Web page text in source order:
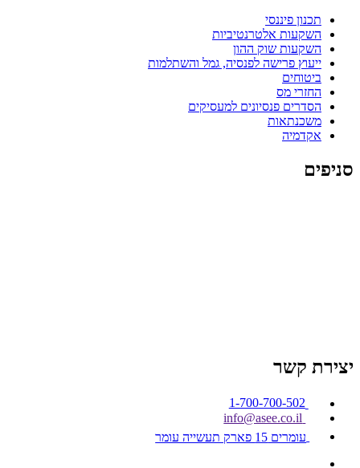
תכנון פיננסי
השקעות אלטרנטיביות
השקעות שוק ההון
ייעוץ פרישה לפנסיה, גמל והשתלמות
ביטוחים
החזרי מס
הסדרים פנסיונים למעסיקים
משכנתאות
אקדמיה
סניפים
יצירת קשר
1-700-700-502
info@asee.co.il
עומרים 15 פארק תעשייה עומר